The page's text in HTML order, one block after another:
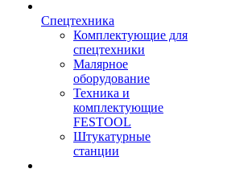
Спецтехника
Комплектующие для
спецтехники
Малярное
оборудование
Техника и
комплектующие
FESTOOL
Штукатурные
станции